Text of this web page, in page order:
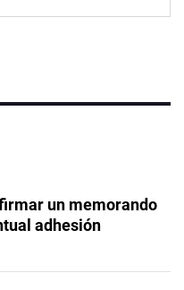
un memorando
adhesión